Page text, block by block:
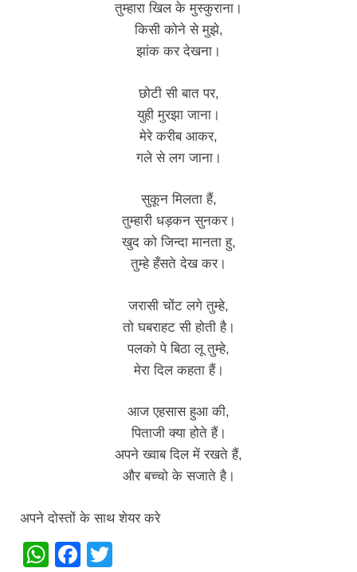
तुम्हारा खिल के मुस्कुराना।
किसी कोने से मुझे,
झांक कर देखना।
छोटी सी बात पर,
युही मुरझा जाना।
मेरे करीब आकर,
गले से लग जाना।
सुकून मिलता हैं,
तुम्हारी धड़कन सुनकर।
खुद को जिन्दा मानता हु,
तुम्हे हँसते देख कर।
जरासी चोंट लगे तुम्हे,
तो घबराहट सी होती है।
पलको पे बिठा लू तुम्हे,
मेरा दिल कहता हैं।
आज एहसास हुआ की,
पिताजी क्या होते हैं।
अपने ख्वाब दिल में रखते हैं,
और बच्चो के सजाते है।
अपने दोस्तों के साथ शेयर करे
W
F